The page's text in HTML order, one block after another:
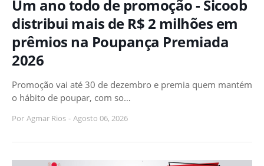
Um ano todo de promoção - Sicoob
distribui mais de R$ 2 milhões em
prêmios na Poupança Premiada
2026
Promoção vai até 30 de dezembro e premia quem mantém
o hábito de poupar, com so…
Por Agmar Rios - Agosto 06, 2026